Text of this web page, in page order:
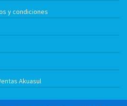
y condiciones
Akuasul